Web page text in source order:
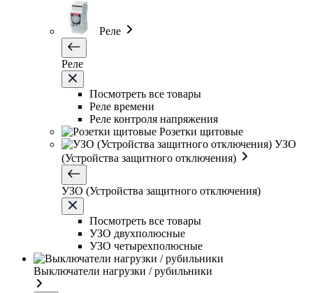
Реле
Реле
Посмотреть все товары
Реле времени
Реле контроля напряжения
Розетки щитовые
УЗО
(Устройства защитного отключения)
УЗО (Устройства защитного отключения)
Посмотреть все товары
УЗО двухполюсные
УЗО четырехполюсные
Выключатели нагрузки / рубильники